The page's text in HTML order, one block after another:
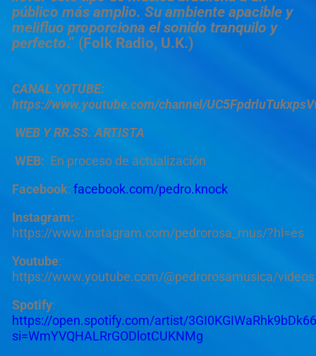
público más amplio. Su ambiente apacible y
melifluo proporciona el sonido tranquilo y
perfecto.” (Folk Radio, U.K.)
CANAL YOTUBE:
https://www.youtube.com/channel/
WEB Y RR.SS. ARTISTA
WEB: En proceso de actualización
Facebook: facebook.com/pedro.knock
Instagram:
https://www.instagram.com/pedrorosa_mus/?hl=es
Youtube:
https://www.youtube.com/@pedrorosamusica/videos
Spotify:
https://open.spotify.com/artist/
si=WmYVQHALRrGODlotCUKNMg